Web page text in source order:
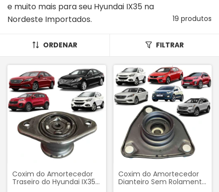
e muito mais para seu Hyundai IX35 na
Nordeste Importados.
19 produtos
ORDENAR FILTRAR
Coxim do Amortecedor
Traseiro do Hyundai IX35
Coxim do Amortecedor
Dianteiro Sem Rolamento